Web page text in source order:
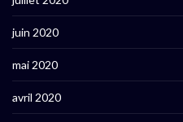
juin 2020
mai 2020
avril 2020